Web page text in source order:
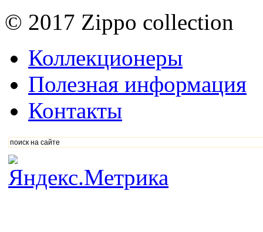
© 2017 Zippo collection
Коллекционеры
Полезная информация
Контакты